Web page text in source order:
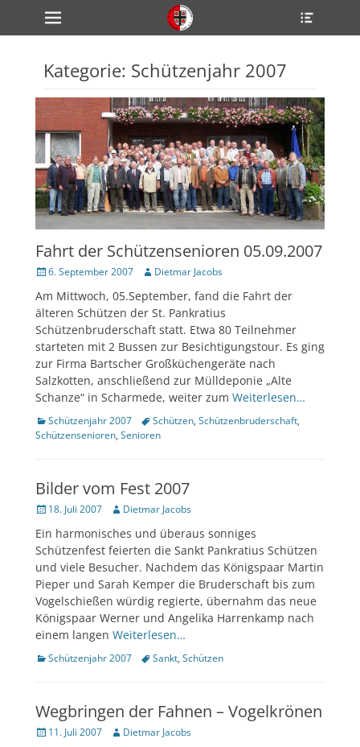
zum
Inhalt
Primärmenü
Kategorie: Schützenjahr 2007
Fahrt der Schützensenioren 05.09.2007
Veröffentlicht
6. September 2007 Author
Dietmar Jacobs
Am Mittwoch, 05.September, fand die Fahrt der
älteren Schützen der St. Pankratius
Schützenbruderschaft statt. Etwa 80 Teilnehmer
starteten mit 2 Bussen zur Besichtigungstour. Es ging
zur Firma Bartscher Großküchengeräte nach
Salzkotten, anschließend zur Mülldeponie „Alte
Schanze“ in Scharmede, weiter zum Weiterlesen…
Kategorien
Schützenjahr 2007 TagsSchützen, Schützenbruderschaft,
Schützensenioren, Senioren
Bilder vom Fest 2007
Veröffentlicht
18. Juli 2007 Author
Dietmar Jacobs
Ein harmonisches und überaus sonniges
Schützenfest feierten die Sankt Pankratius Schützen
und viele Besucher. Nachdem das Königspaar Martin
Pieper und Sarah Kemper die Bruderschaft bis zum
Vogelschießen würdig regierte, übernahm das neue
Königspaar Werner und Angelika Harrenkamp nach
einem langen Weiterlesen…
Kategorien
Schützenjahr 2007 TagsSankt, Schützen
Wegbringen der Fahnen – Vogelkrönen
Veröffentlicht
11. Juli 2007 Author
Dietmar Jacobs